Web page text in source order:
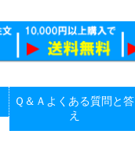
Ｑ＆Ａよくある質問と答
え